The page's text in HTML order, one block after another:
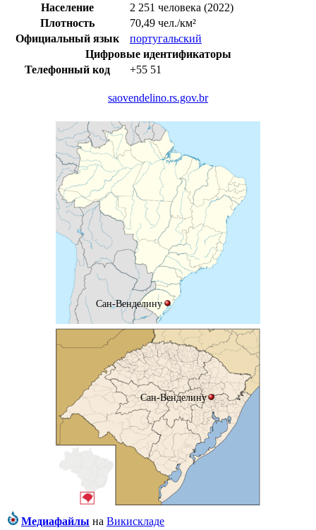
Население
2 251 человека (2022)
Плотность
70,49 чел./км²
Официальный язык
португальский
Цифровые идентификаторы
Телефонный код
+55 51
saovendelino.rs.gov.br
Сан-Венделину
Сан-Венделину
Медиафайлы на Викискладе